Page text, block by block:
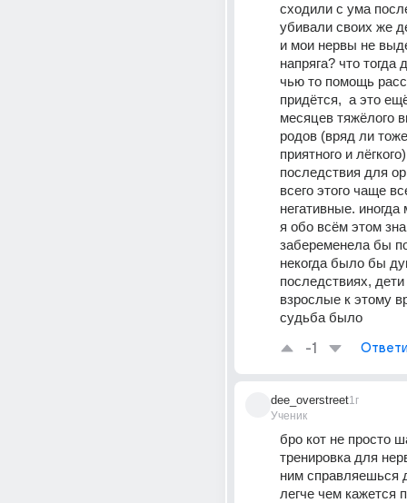
сходили с ума
убивали своих же
и мои нервы не
напряга? что тогда
чью то помощь
придётся,  а это
месяцев тяжёлого
родов (вряд ли
приятного и
последствия для
всего этого чаще
негативные.
я обо всём этом
забеременела бы
некогда было бы
последствиях,
взрослые к этому
судьба было
-1
dee_overstreet
Ученик
1г
бро кот не просто
тренировка для
ним справляешься
легче чем кажется